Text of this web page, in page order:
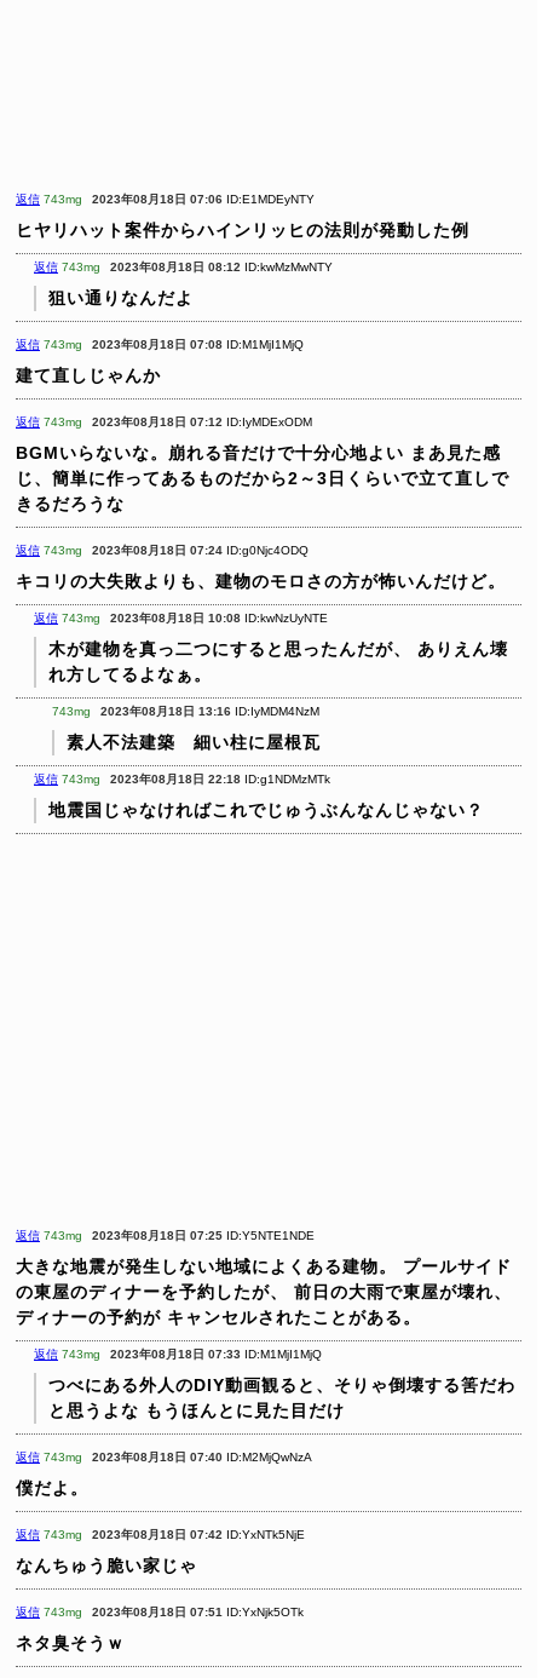
返信 743mg 2023年08月18日 07:06 ID:E1MDEyNTY
ヒヤリハット案件からハインリッヒの法則が発動した例
返信 743mg 2023年08月18日 08:12 ID:kwMzMwNTY
狙い通りなんだよ
返信 743mg 2023年08月18日 07:08 ID:M1MjI1MjQ
建て直しじゃんか
返信 743mg 2023年08月18日 07:12 ID:IyMDExODM
BGMいらないな。崩れる音だけで十分心地よい まあ見た感
じ、簡単に作ってあるものだから2～3日くらいで立て直しで
きるだろうな
返信 743mg 2023年08月18日 07:24 ID:g0Njc4ODQ
キコリの大失敗よりも、建物のモロさの方が怖いんだけど。
返信 743mg 2023年08月18日 10:08 ID:kwNzUyNTE
木が建物を真っ二つにすると思ったんだが、
ありえん壊
れ方してるよなぁ。
743mg 2023年08月18日 13:16 ID:IyMDM4NzM
素人不法建築 細い柱に屋根瓦
返信 743mg 2023年08月18日 22:18 ID:g1NDMzMTk
地震国じゃなければこれでじゅうぶんなんじゃない？
返信 743mg 2023年08月18日 07:25 ID:Y5NTE1NDE
大きな地震が発生しない地域によくある建物。
プールサイド
の東屋のディナーを予約したが、
前日の大雨で東屋が壊れ、
ディナーの予約が キャンセルされたことがある。
返信 743mg 2023年08月18日 07:33 ID:M1MjI1MjQ
つべにある外人のDIY動画観ると、そりゃ倒壊する筈だわ
と思うよな もうほんとに見た目だけ
返信 743mg 2023年08月18日 07:40 ID:M2MjQwNzA
僕だよ。
返信 743mg 2023年08月18日 07:42 ID:YxNTk5NjE
なんちゅう脆い家じゃ
返信 743mg 2023年08月18日 07:51 ID:YxNjk5OTk
ネタ臭そうｗ